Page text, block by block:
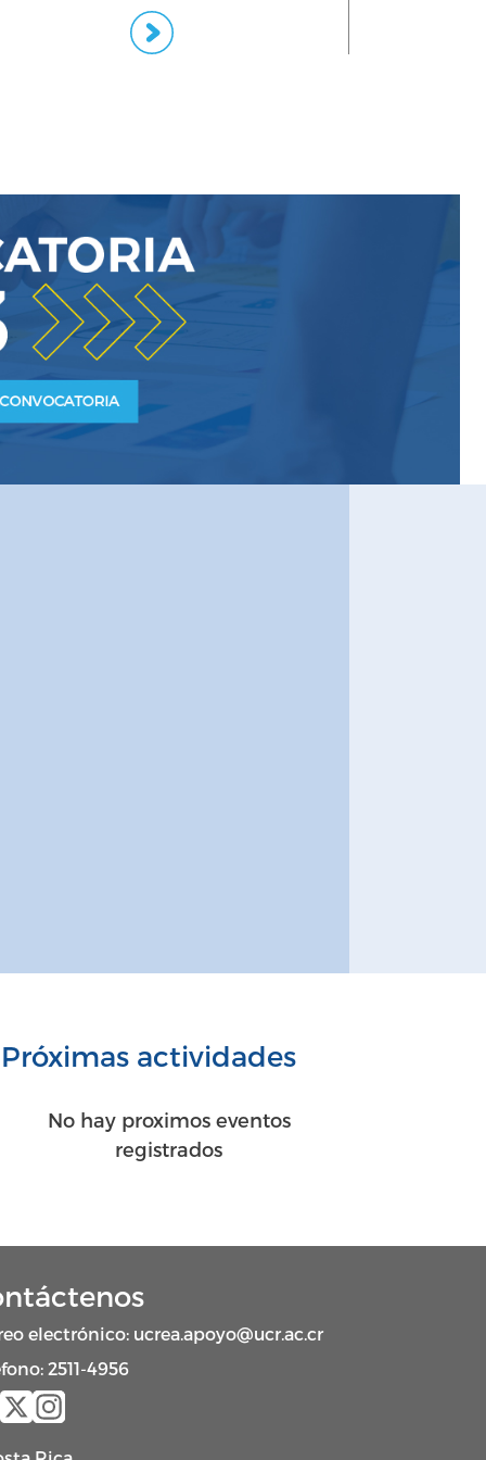
Próximas actividades
No hay proximos eventos
registrados
electrónico: ucrea.apoyo@ucr.ac.cr
2511-4956